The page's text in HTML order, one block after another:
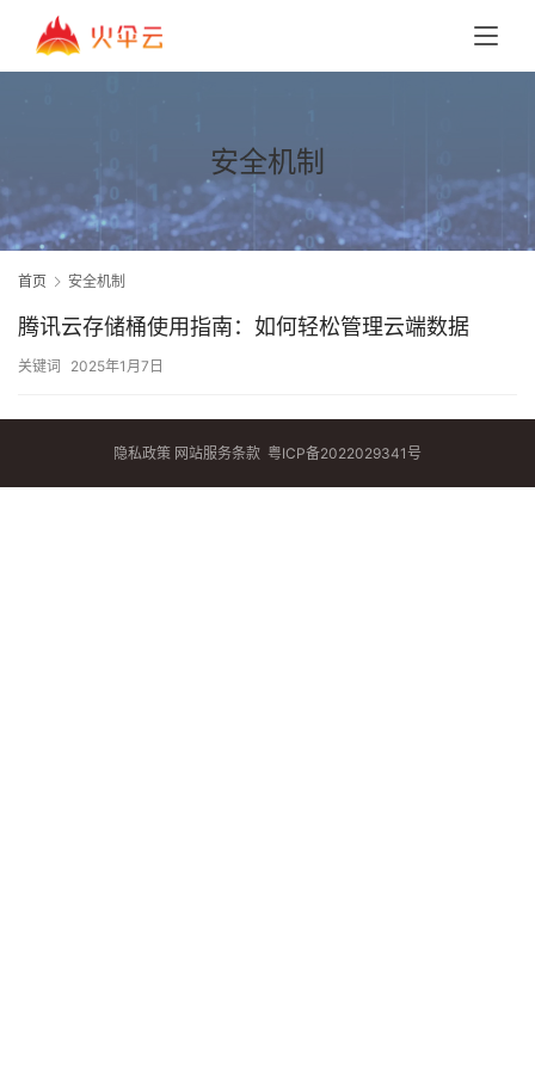
安全机制
首页 安全机制
腾讯云存储桶使用指南：如何轻松管理云端数据
关键词 2025年1月7日
隐私政策 网站服务条款 粤ICP备2022029341号